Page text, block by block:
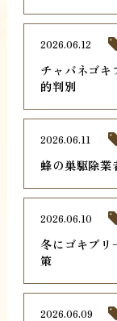
チャバネゴキ
的判別
2026.06.12
蜂の巣駆除業
2026.06.11
冬にゴキブリ
策
2026.06.10
2026.06.09